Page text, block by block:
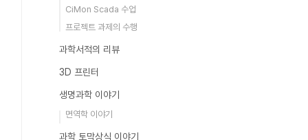
CiMon Scada 수업
프로젝트 과제의 수행
과학서적의 리뷰
3D 프린터
생명과학 이야기
면역학 이야기
과학 토막상식 이야기